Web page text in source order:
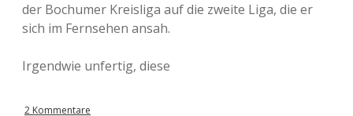
der Bochumer Kreisliga auf die zweite Liga, die er
sich im Fernsehen ansah.
Irgendwie unfertig, diese
2 Kommentare